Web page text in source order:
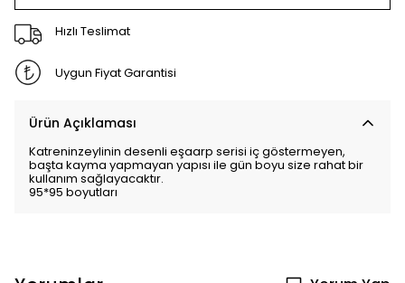
Hızlı Teslimat
Uygun Fiyat Garantisi
Ürün Açıklaması
Katreninzeylinin desenli eşaarp serisi iç göstermeyen,
başta kayma yapmayan yapısı ile gün boyu size rahat bir
kullanım sağlayacaktır.
95*95 boyutları